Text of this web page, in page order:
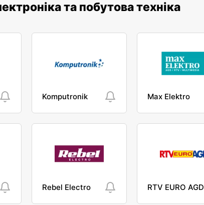
та побутова техніка
Komputronik Max Elektro
Rebel Electro RTV EURO AGD